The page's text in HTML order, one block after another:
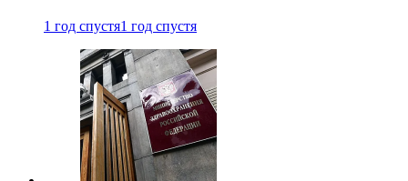
1 год спустя1 год спустя